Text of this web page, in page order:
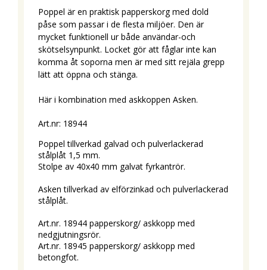
Poppel är en praktisk papperskorg med dold
påse som passar i de flesta miljöer. Den är
mycket funktionell ur både användar-och
skötselsynpunkt. Locket gör att fåglar inte kan
komma åt soporna men är med sitt rejäla grepp
lätt att öppna och stänga.
Här i kombination med askkoppen Asken.
Art.nr: 18944
Poppel tillverkad galvad och pulverlackerad
stålplåt 1,5 mm.
Stolpe av 40x40 mm galvat fyrkantrör.
Asken tillverkad av elförzinkad och pulverlackerad
stålplåt.
Art.nr. 18944 papperskorg/ askkopp med
nedgjutningsrör.
Art.nr. 18945 papperskorg/ askkopp med
betongfot.